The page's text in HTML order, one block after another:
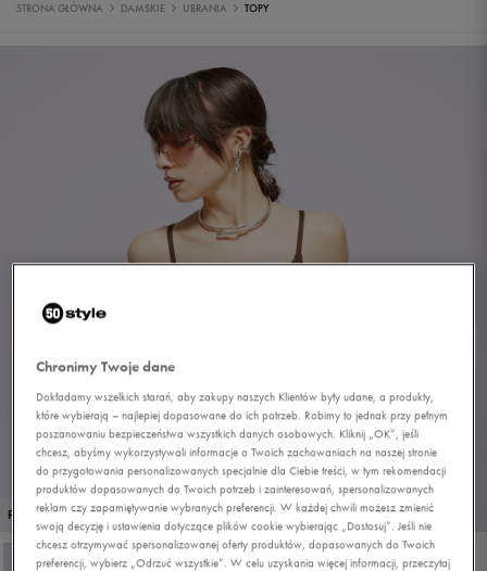
STRONA GŁÓWNA DAMSKIE UBRANIA TOPY
PROMO: DO -30%
Chronimy Twoje dane
Dokładamy wszelkich starań, aby zakupy naszych Klientów były udane, a produkty,
które wybierają – najlepiej dopasowane do ich potrzeb. Robimy to jednak przy pełnym
poszanowaniu bezpieczeństwa wszystkich danych osobowych. Kliknij „OK”, jeśli
chcesz, abyśmy wykorzystywali informacje o Twoich zachowaniach na naszej stronie
do przygotowania personalizowanych specjalnie dla Ciebie treści, w tym rekomendacji
produktów dopasowanych do Twoich potrzeb i zainteresowań, spersonalizowanych
reklam czy zapamiętywanie wybranych preferencji. W każdej chwili możesz zmienić
swoją decyzję i ustawienia dotyczące plików cookie wybierając „Dostosuj”. Jeśli nie
chcesz otrzymywać spersonalizowanej oferty produktów, dopasowanych do Twoich
preferencji, wybierz „Odrzuć wszystkie”. W celu uzyskania więcej informacji, przeczytaj